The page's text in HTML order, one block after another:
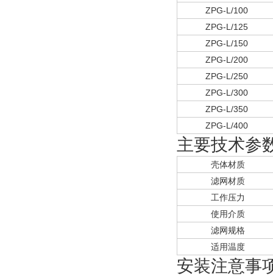
ZPG-L/100
ZPG-L/125
ZPG-L/150
ZPG-L/200
ZPG-L/250
ZPG-L/300
ZPG-L/350
ZPG-L/400
主要技术参
壳体材质
滤网材质
工作压力
使用介质
滤网规格
适用温度
安装注意事